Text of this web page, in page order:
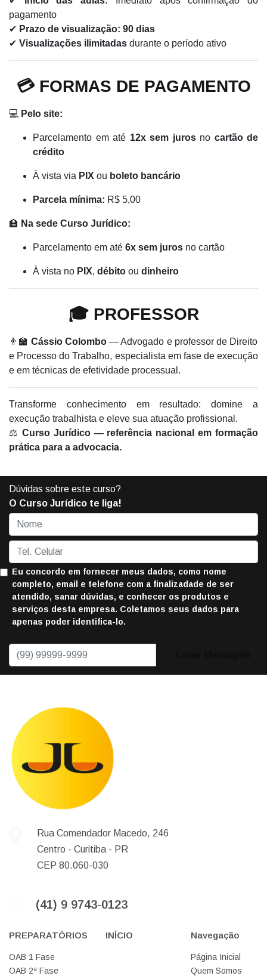
pagamento
✔ Prazo de visualização: 90 dias
✔ Visualizações ilimitadas durante o período ativo
💳 FORMAS DE PAGAMENTO
💻 Pelo site:
Parcelamento em até 12x sem jurosno cartão de
crédito
À vista via PIX ou boleto bancário
Parcela mínima: R$ 5,00
🏫 Na sede Curso Jurídico:
Parcelamento em até 6x sem juros no cartão
À vista no PIX, débito ou dinheiro
🎓 PROFESSOR
👨‍🏫 Cássio Colombo— Advogado e professor de Direito
e Processo do Trabalho, especialista em fase de execução
e em técnicas de efetividade processual.
Transforme conhecimento em resultado: domine a
execução trabalhista e eleve sua atuação profissional.
⚖️ Curso Jurídico — referência nacional em formação
prática para a advocacia.
Dúvidas sobre este curso?
O Curso Jurídico te liga!
Eu concordo em fornecer meus dados, como nome
completo, email e telefone com a finalizadade de ser
atendido, sanar dúvidas, e conhecer os produtos e
serviços desta empresa. Coletamos seus dados para
apenas poder identifica-lo.
Rua Comendador Macedo, 246
Centro - Curitiba - PR
CEP 80.060-030
(41) 9 9743-0123
PREPARATÓRIOS
OAB 1 Fase
OAB 2ª Fase
INÍCIO Navegação
Página Inicial
Quem Somos